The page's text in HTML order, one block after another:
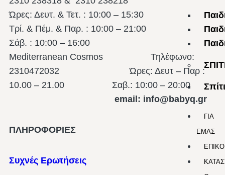
ΓΙΑ
ΕΜΑΣ
Ώρες: Δευτ. & Τετ. : 10:00 – 15:30
Τρί. & Πέμ. & Παρ. : 10:00 – 21:00
Σάβ. : 10:00 – 16:00
Mediterranean Cosmos Τηλέφωνο:
2310472032 Ώρες: Δευτ – Παρ :
10.00 – 21.00 Σαβ.: 10:00 – 20:00
email: info@babyq.gr
ΠΛΗΡΟΦΟΡΙΕΣ
Συχνές Ερωτήσεις